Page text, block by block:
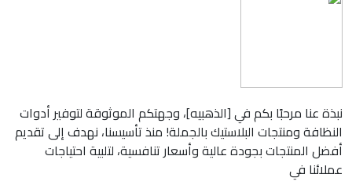
نبذة عنا مرحبًا بكم في [الذهبيه]، وجهتكم الموثوقة لتوفير أدوات
النظافة ومنتجات البلاستيك بالجملة! منذ تأسيسنا، نهدف إلى تقديم
أفضل المنتجات بجودة عالية وأسعار تنافسية، لتلبية احتياجات
عملائنا في